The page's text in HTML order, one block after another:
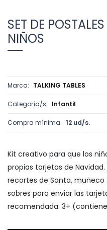
SET DE
NIÑOS
Marca: TALKING TABLES
Categoría/s: Infantil
Compra mínima: 12 ud/s.
Kit creativo para que los
propias tarjetas de
recortes de Santa,
sobres para enviar las
recomendada: 3+